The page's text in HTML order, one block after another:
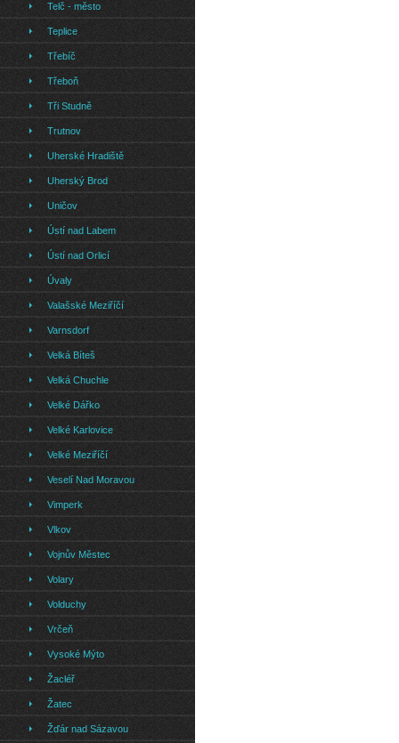
Telč - město
Teplice
Třebíč
Třeboň
Tři Studně
Trutnov
Uherské Hradiště
Uherský Brod
Uničov
Ústí nad Labem
Ústí nad Orlicí
Úvaly
Valašské Meziříčí
Varnsdorf
Velká Bíteš
Velká Chuchle
Velké Dářko
Velké Karlovice
Velké Meziříčí
Veselí Nad Moravou
Vimperk
Vlkov
Vojnův Městec
Volary
Volduchy
Vrčeň
Vysoké Mýto
Žacléř
Žatec
Žďár nad Sázavou